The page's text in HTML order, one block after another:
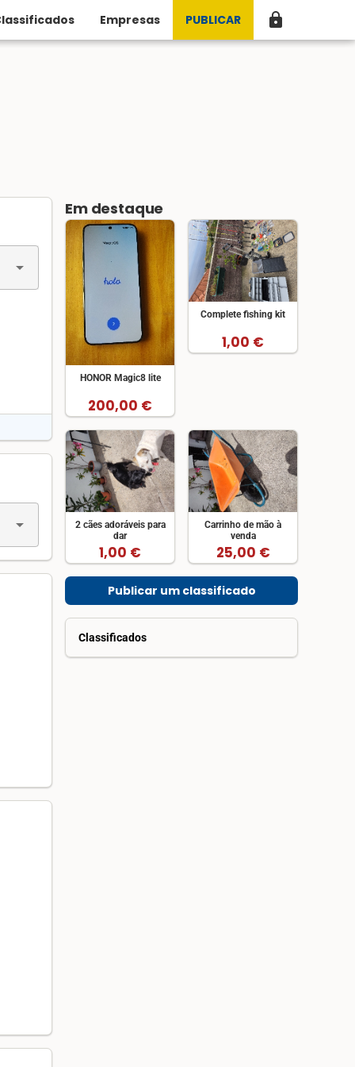
Empresas PUBLICAR lock
arrow_drop_down
arrow_drop_down
Em destaque
HONOR Magic8 lite
200,00 €
Complete fishing kit
1,00 €
2 cães adoráveis para
dar
1,00 €
Carrinho de mão à
venda
25,00 €
Publicar um classificado
Classificados